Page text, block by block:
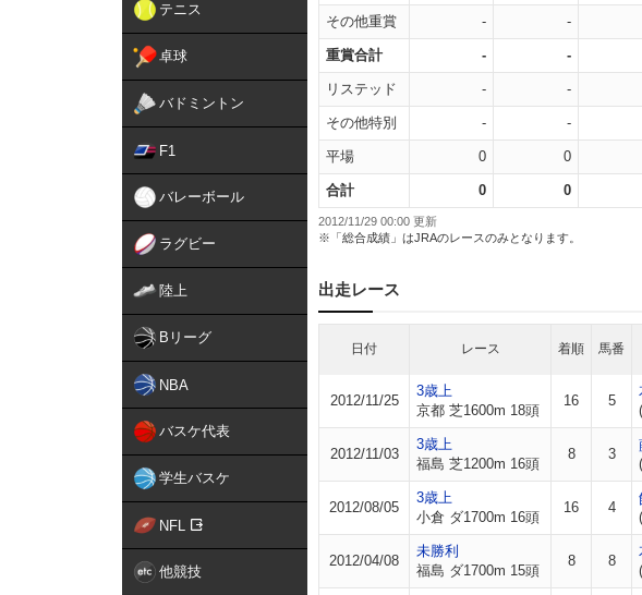
テニス
卓球
バドミントン
F1
バレーボール
ラグビー
陸上
Bリーグ
NBA
バスケ代表
学生バスケ
NFL
他競技
その他重賞
- -
重賞合計 - -
リステッド - -
その他特別 - -
平場 0 0
合計 0 0
2012/11/29 00:00 更新
※「総合成績」はJRAのレースのみとなります。
出走レース
日付 レース 着順 馬番
2012/11/25
3歳上
京都 芝1600m 18頭
16 5
2012/11/03
3歳上
福島 芝1200m 16頭
8 3
2012/08/05
3歳上
小倉 ダ1700m 16頭
16 4
2012/04/08
未勝利
福島 ダ1700m 15頭
8 8